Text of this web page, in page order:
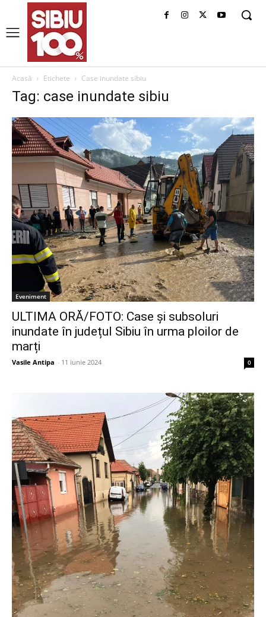
Acasă Etichete Case inundate sibiu
Tag: case inundate sibiu
Eveniment
ULTIMA ORĂ/FOTO: Case și subsoluri
inundate în județul Sibiu în urma ploilor de
marți
Vasile Antipa - 11 iunie 2024 0